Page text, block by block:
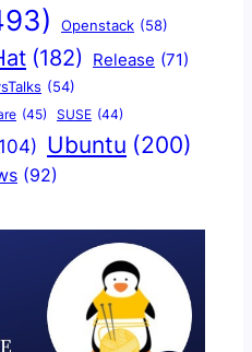
Openstack (58)
(182) Release (71)
(54)
(45) SUSE (44)
Ubuntu (200)
(92)